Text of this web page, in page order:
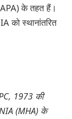
के तहत हैं।
को स्थानांतरित
1973 की
(MHA) के